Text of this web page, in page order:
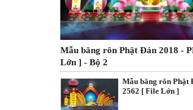
Mẫu băng rôn Phật Đản 2018 -
Lớn ] - Bộ 2
Mẫu băng rôn Phật
2562 [ File Lớn ]